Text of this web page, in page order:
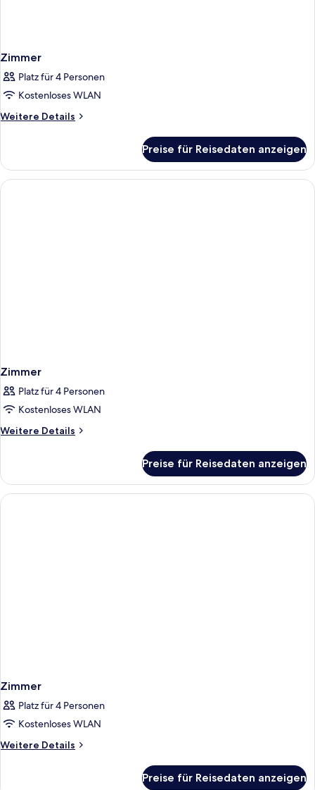
Zimmer
Platz für 4 Personen
Kostenloses WLAN
Weitere Details
Weitere
Preise für Reisedaten anzeigen
Zimmer
Platz für 4 Personen
Kostenloses WLAN
Weitere Details
Weitere
Preise für Reisedaten anzeigen
Zimmer
Platz für 4 Personen
Kostenloses WLAN
Weitere Details
Weitere
Preise für Reisedaten anzeigen